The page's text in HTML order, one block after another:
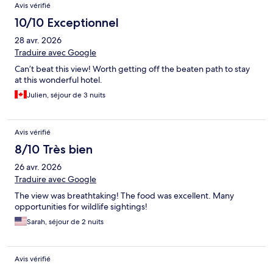
Avis vérifié
10/10 Exceptionnel
28 avr. 2026
Traduire avec Google
Can’t beat this view! Worth getting off the beaten path to stay
at this wonderful hotel.
Julien, séjour de 3 nuits
Avis vérifié
8/10 Très bien
26 avr. 2026
Traduire avec Google
The view was breathtaking! The food was excellent. Many
opportunities for wildlife sightings!
Sarah, séjour de 2 nuits
Avis vérifié